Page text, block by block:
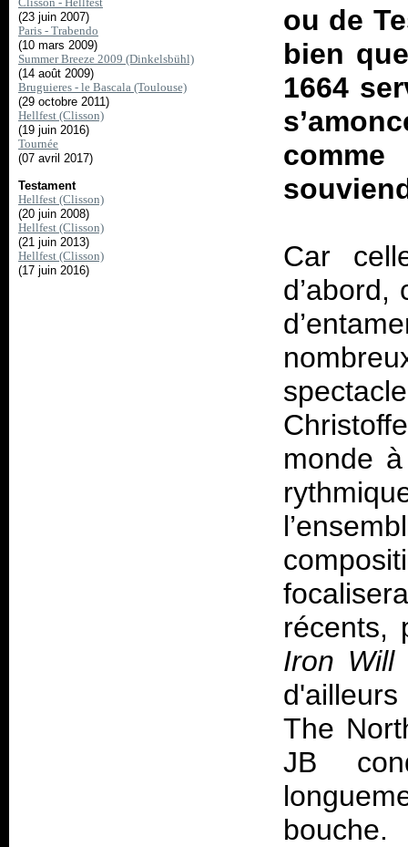
(23 juin 2007)
Paris - Trabendo
(10 mars 2009)
Summer Breeze 2009 (Dinkelsbühl)
(14 août 2009)
Bruguieres - le Bascala (Toulouse)
(29 octobre 2011)
Hellfest (Clisson)
(19 juin 2016)
Tournée
(07 avril 2017)
Testament
Hellfest (Clisson)
(20 juin 2008)
Hellfest (Clisson)
(21 juin 2013)
Hellfest (Clisson)
(17 juin 2016)
ou de
bien
1664
Car
d’abord,
monde
récents,
Iron Will
The
JB
bouche.